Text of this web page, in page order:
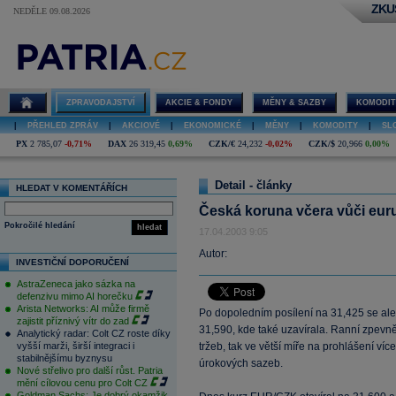
NEDĚLE 09.08.2026
ZPRAVODAJSTVÍ AKCIE & FONDY MĚNY & SAZBY
PŘEHLED ZPRÁV AKCIOVÉ EKONOMICKÉ MĚNY KOMODITY
PX 2 785,07 -0,71% DAX 26 319,45 0,69% CZK/€ 24,232 -0,02% CZK/$ 20,966 0,00%
HLEDAT V KOMENTÁŘÍCH
hledat
Pokročilé hledání
INVESTIČNÍ DOPORUČENÍ
AstraZeneca jako sázka na
defenzivu mimo AI horečku
Arista Networks: AI může firmě
zajistit příznivý vítr do zad
Analytický radar: Colt CZ roste díky
vyšší marži, širší integraci i
stabilnějšímu byznysu
Nové střelivo pro další růst. Patria
mění cílovou cenu pro Colt CZ
Detail - články
Česká koruna včera vůči
17.04.2003 9:05
Autor:
Po dopoledním posílení na 31,425 se
31,590, kde také uzavírala. Ranní
tržeb, tak ve větší míře na prohlášení
úrokových sazeb.